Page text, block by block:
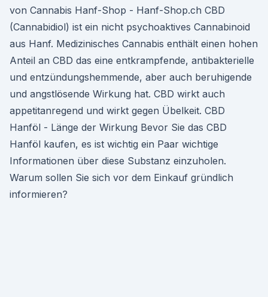
von Cannabis Hanf-Shop - Hanf-Shop.ch CBD
(Cannabidiol) ist ein nicht psychoaktives Cannabinoid
aus Hanf. Medizinisches Cannabis enthält einen hohen
Anteil an CBD das eine entkrampfende, antibakterielle
und entzündungshemmende, aber auch beruhigende
und angstlösende Wirkung hat. CBD wirkt auch
appetitanregend und wirkt gegen Übelkeit. CBD
Hanföl - Länge der Wirkung Bevor Sie das CBD
Hanföl kaufen, es ist wichtig ein Paar wichtige
Informationen über diese Substanz einzuholen.
Warum sollen Sie sich vor dem Einkauf gründlich
informieren?